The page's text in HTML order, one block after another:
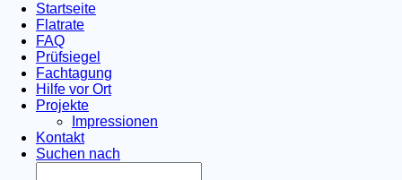
Startseite
Flatrate
FAQ
Prüfsiegel
Fachtagung
Hilfe vor Ort
Projekte
Impressionen
Kontakt
Suchen nach